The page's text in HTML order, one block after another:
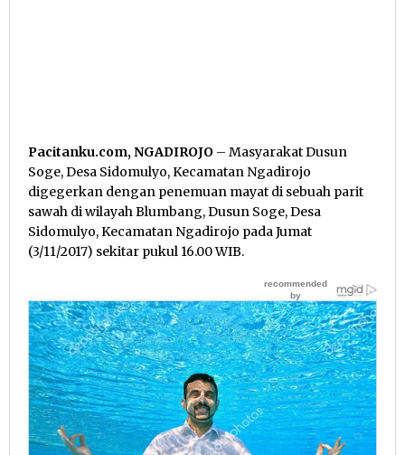
Pacitanku.com, NGADIROJO – Masyarakat Dusun
Soge, Desa Sidomulyo, Kecamatan Ngadirojo
digegerkan dengan penemuan mayat di sebuah parit
sawah di wilayah Blumbang, Dusun Soge, Desa
Sidomulyo, Kecamatan Ngadirojo pada Jumat
(3/11/2017) sekitar pukul 16.00 WIB.